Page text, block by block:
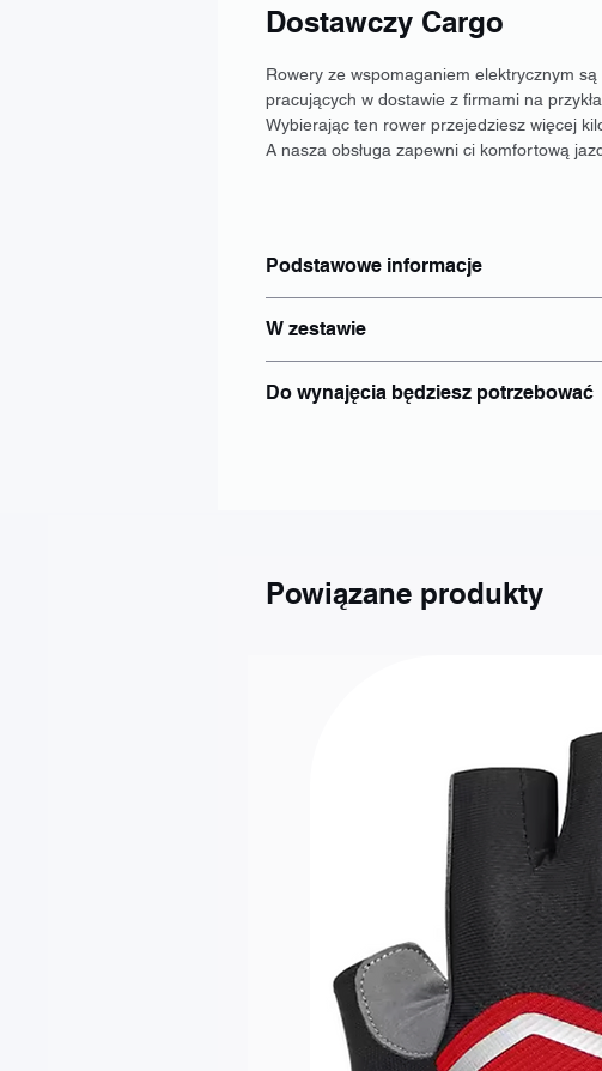
Dostawczy Cargo
Rowery ze wspomaganiem elektrycznym
pracujących w dostawie z firmami na
Wybierając ten rower przejedziesz więcej
A nasza obsługa zapewni ci komfortową
Podstawowe informacje
Wymiar: M-L (165-195)
Hamulce: Tarczowe hydrauliczne
Wspomaganie elektryczne: tak
Silnik: w tyłnem kołe
W zestawie
Ładowarka: dobierz osobno
Do wynajęcia będziesz potrzebować
Powiązane produkty